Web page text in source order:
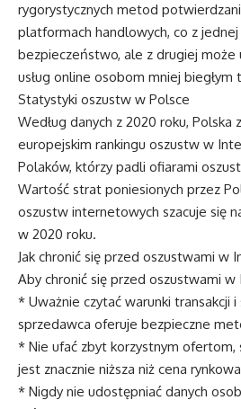
rygorystycznych metod
platformach handlowych, co z
bezpieczeństwo, ale z drugiej
usług online osobom mniej biegłym
Statystyki oszustw w Polsce
Według danych z 2020 roku, Polska
europejskim rankingu oszustw w
Polaków, którzy padli ofiarami
Wartość strat poniesionych przez
oszustw internetowych szacuje się
w 2020 roku.
Jak chronić się przed oszustwami w
Aby chronić się przed oszustwami w
* Uważnie czytać warunki transakcji i
sprzedawca oferuje bezpieczne
* Nie ufać zbyt korzystnym ofertom,
jest znacznie niższa niż cena rynkowa
* Nigdy nie udostępniać danych